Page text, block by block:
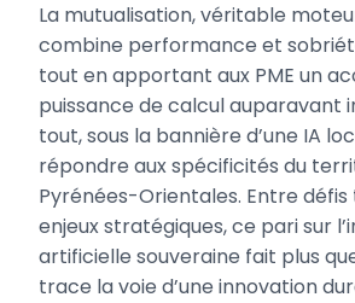
La mutualisation, véritable
combine performance et
tout en apportant aux PME un
puissance de calcul auparavant
tout, sous la bannière d’une IA
répondre aux spécificités du
Pyrénées-Orientales. Entre
enjeux stratégiques, ce pari sur
artificielle souveraine fait plus
trace la voie d’une innovation